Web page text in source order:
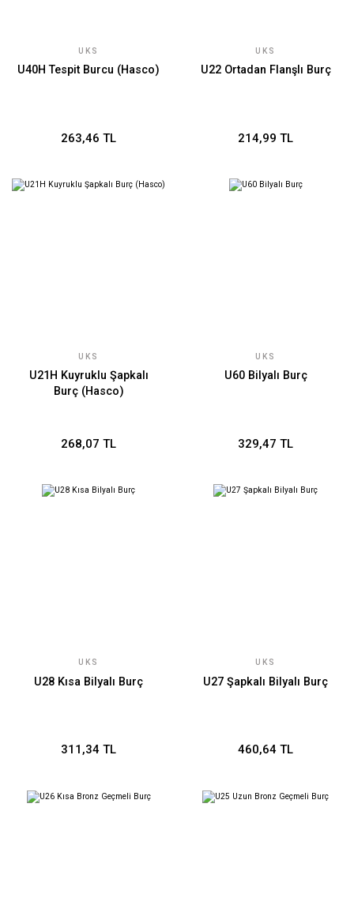
UKS
U40H Tespit Burcu (Hasco)
263,46 TL
UKS
U22 Ortadan Flanşlı Burç
214,99 TL
UKS
U21H Kuyruklu Şapkalı
Burç (Hasco)
268,07 TL
UKS
U60 Bilyalı Burç
329,47 TL
UKS
U28 Kısa Bilyalı Burç
311,34 TL
UKS
U27 Şapkalı Bilyalı Burç
460,64 TL